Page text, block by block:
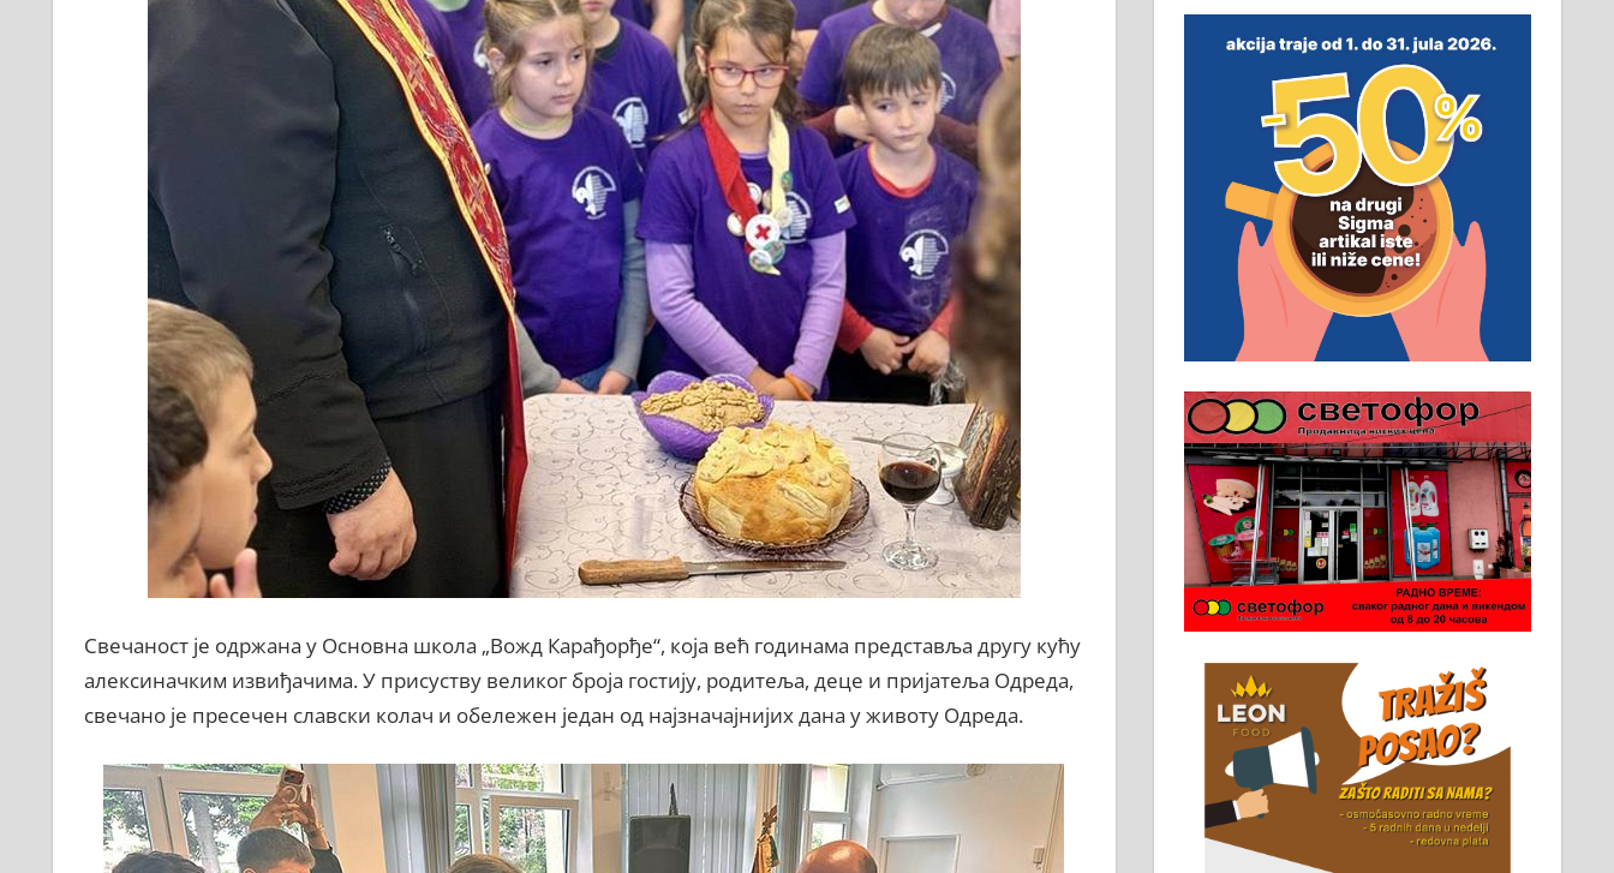
Свечаност је одржана у Основна школа „Вожд Карађорђе“, која већ годинама представља другу кућу
алексиначким извиђачима. У присуству великог броја гостију, родитеља, деце и пријатеља Одреда,
свечано је пресечен славски колач и обележен један од најзначајнијих дана у животу Одреда.
смештај, превоз, исхрана.
032/57-41-122 – локал 22
Пружам услуге завршних
радова у грађевини,
хидроизолације и молерских
радова. 061/25-28-058
Ало таксију потребан возач са Б
категоријом. 064/02-85-511
Потребна два радника за рад на
стоваришту „Липа промет” у
Алексинцу. За више
информација доћи лично на
стовариште у улици Максима
Горког 26 сваког радног дана од
8 до 15 часова. 063/465-045
Чистим све врсте димњака.
061/32-13-445